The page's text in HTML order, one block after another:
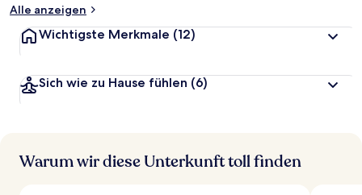
Alle anzeigen
Wichtigste Merkmale (12)
Sich wie zu Hause fühlen (6)
Warum wir diese Unterkunft toll finden